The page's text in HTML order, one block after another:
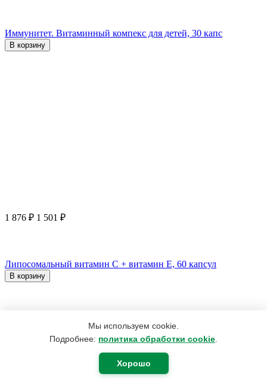
Мы используем cookie.
Подробнее: политика обработки cookie
Хорошо
Иммунитет. Витаминный компекс для детей, 30 капс
В корзину
1 876 ₽ 1 501 ₽
Липосомальный витамин С + витамин E, 60 капсул
В корзину